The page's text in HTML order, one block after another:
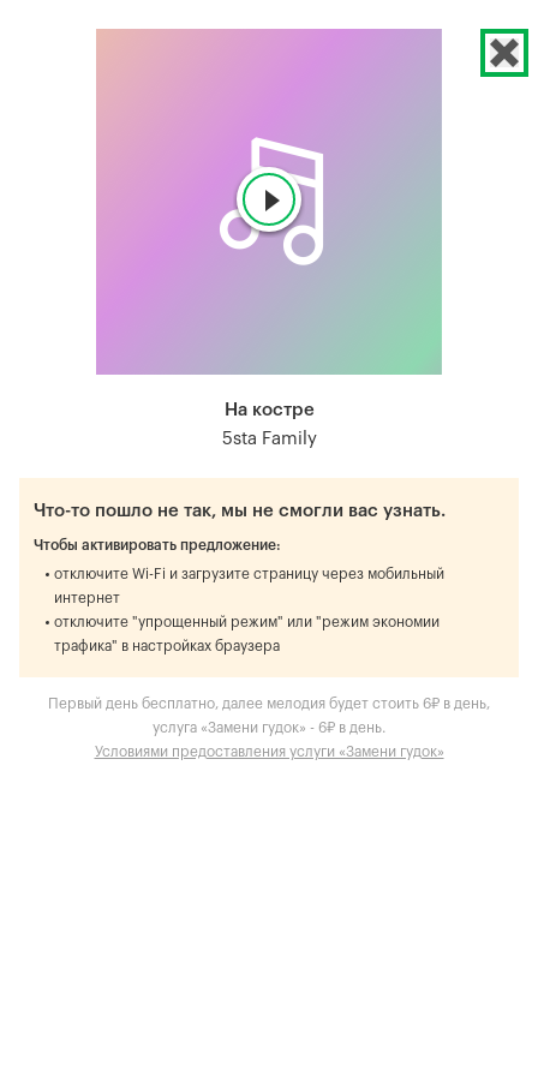
На костре
5sta Family
Что-то пошло не так, мы не смогли вас узнать.
Чтобы активировать предложение:
отключите Wi-Fi и загрузите страницу через мобильный
интернет
отключите "упрощенный режим" или "режим экономии
трафика" в настройках браузера
Первый день бесплатно, далее мелодия будет стоить 6₽ в день,
услуга «Замени гудок» - 6₽ в день.
Условиями предоставления услуги «Замени гудок»